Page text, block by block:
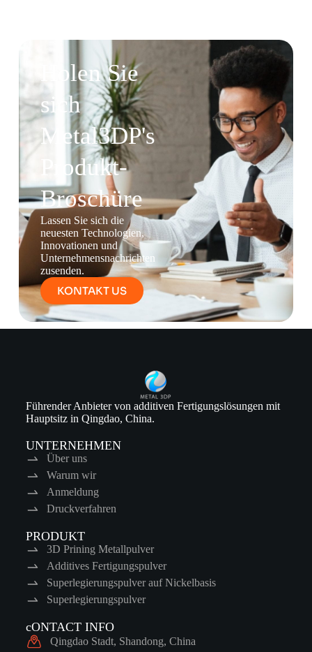
Holen Sie
sich
Metal3DP's
Produkt-
Broschüre
Lassen Sie sich die
neuesten Technologien,
Innovationen und
Unternehmensnachrichten
zusenden.
KONTAKT US
Führender Anbieter von additiven Fertigungslösungen mit
Hauptsitz in Qingdao, China.
UNTERNEHMEN
Über uns
Warum wir
Anmeldung
Druckverfahren
PRODUKT
3D Prining Metallpulver
Additives Fertigungspulver
Superlegierungspulver auf Nickelbasis
Superlegierungspulver
cONTACT INFO
Qingdao Stadt, Shandong, China